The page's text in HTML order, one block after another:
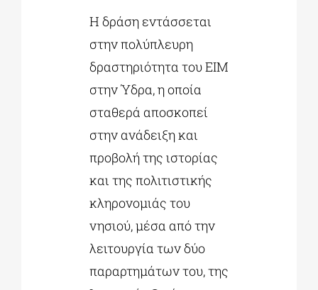
Η δράση εντάσσεται
στην πολύπλευρη
δραστηριότητα του ΕΙΜ
στην Ύδρα, η οποία
σταθερά αποσκοπεί
στην ανάδειξη και
προβολή της ιστορίας
και της πολιτιστικής
κληρονομιάς του
νησιού, μέσα από την
λειτουργία των δύο
παραρτημάτων του, της